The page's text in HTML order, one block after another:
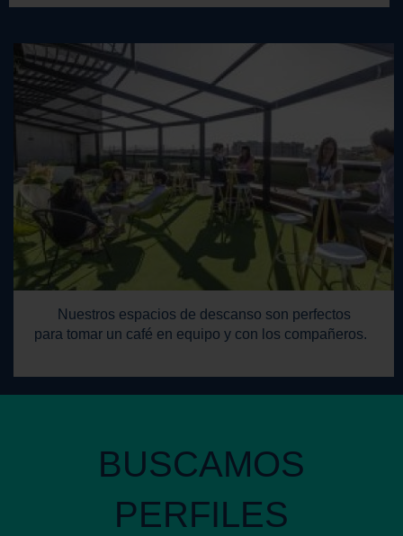
Nuestros espacios de descanso son perfectos
para tomar un café en equipo y con los compañeros.
BUSCAMOS
PERFILES